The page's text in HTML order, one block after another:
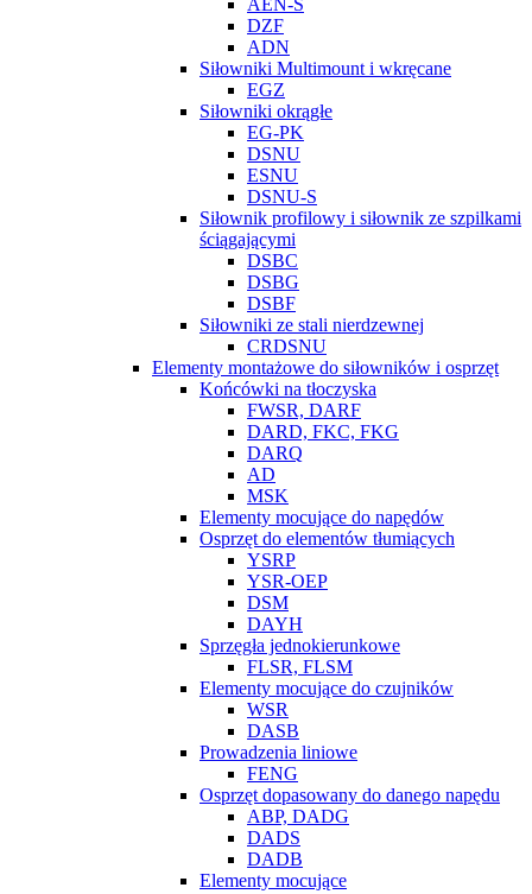
AEN-S
DZF
ADN
Siłowniki Multimount i wkręcane
EGZ
Siłowniki okrągłe
EG-PK
DSNU
ESNU
DSNU-S
Siłownik profilowy i siłownik ze szpilkami
ściągającymi
DSBC
DSBG
DSBF
Siłowniki ze stali nierdzewnej
CRDSNU
Elementy montażowe do siłowników i osprzęt
Końcówki na tłoczyska
FWSR, DARF
DARD, FKC, FKG
DARQ
AD
MSK
Elementy mocujące do napędów
Osprzęt do elementów tłumiących
YSRP
YSR-OEP
DSM
DAYH
Sprzęgła jednokierunkowe
FLSR, FLSM
Elementy mocujące do czujników
WSR
DASB
Prowadzenia liniowe
FENG
Osprzęt dopasowany do danego napędu
ABP, DADG
DADS
DADB
Elementy mocujące